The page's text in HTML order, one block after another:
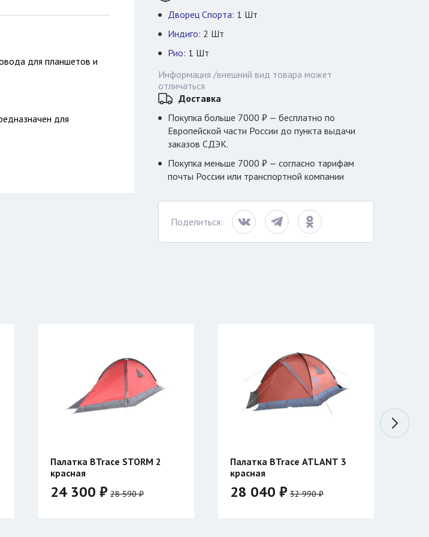
для планшетов и
для
Дворец Спорта: 1 Шт
Индиго: 2 Шт
Рио: 1 Шт
Информация /внешний вид товара может
отличаться
Доставка
Покупка больше 7000 ₽ — бесплатно по
Европейской части России до пункта выдачи
заказов СДЭК.
Покупка меньше 7000 ₽ — согласно тарифам
почты России или транспортной компании
Поделиться:
Палатка BTrace STORM 2
красная
24 300 ₽ 28 590 ₽
Палатка BTrace ATLANT 3
красная
28 040 ₽ 32 990 ₽